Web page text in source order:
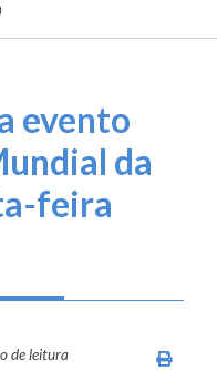
evento
da
feira
de leitura